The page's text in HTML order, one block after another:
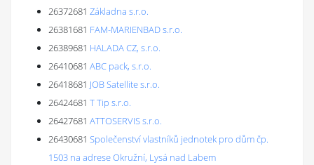
26372681 Základna s.r.o.
26381681 FAM-MARIENBAD s.r.o.
26389681 HALADA CZ, s.r.o.
26410681 ABC pack, s.r.o.
26418681 JOB Satellite s.r.o.
26424681 T Tip s.r.o.
26427681 ATTOSERVIS s.r.o.
26430681 Společenství vlastníků jednotek pro dům čp.
1503 na adrese Okružní, Lysá nad Labem